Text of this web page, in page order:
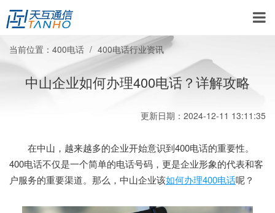
当前位置： 400电话 400电话行业资讯
中山企业如何办理400电话？详解攻略
更新日期：2024-12-11 13:11:35
在中山，越来越多的企业开始意识到400电话的重要性。
400电话不仅是一个简单的电话号码，更是企业形象的代表和客
户服务的重要渠道。那么，中山企业该如何办理400电话呢？